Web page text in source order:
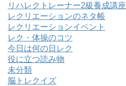
リハレクトレーナー2級養成講座
レクリエーションのネタ帳
レクリエーションイベント
レク・体操のコツ
今日は何の日レク
役に立つ読み物
未分類
脳トレクイズ